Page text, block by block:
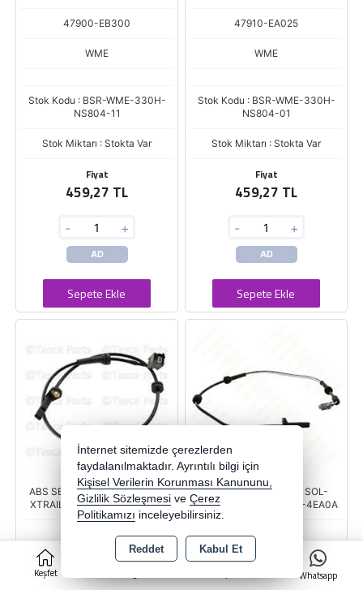
Keşfet
0
Whatsapp
47900-EB300
WME
Stok Kodu : BSR-WME-330H-
NS804-11
Stok Miktarı : Stokta Var
Fiyat
459,27 TL
- +
AD
Sepete Ekle
47910-EA025
WME
Stok Kodu : BSR-WME-330H-
NS804-01
Stok Miktarı : Stokta Var
Fiyat
459,27 TL
- +
AD
Sepete Ekle
ABS SENSORU ON SAG/SOL-
XTRAIL 14>18 47910-4CE0A
47910-4CE0A
ABS SENSORU ARKA SOL-
QASHQAI 14>18 47901-4EA0A
47901-4EA0A
WME
İnternet sitemizde çerezlerden
faydalanılmaktadır. Ayrıntılı bilgi için
Kişisel Verilerin Korunması Kanununu,
Gizlilik Sözleşmesi ve Çerez
Politikamızı inceleyebilirsiniz.
Reddet Kabul Et